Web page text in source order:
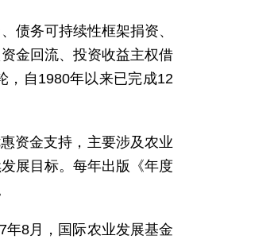
债务可持续性框架捐资、
金回流、投资收益主权借
，自1980年以来已完成12
资金支持，主要涉及农业
展目标。每年出版《年度
年8月，国际农业发展基金